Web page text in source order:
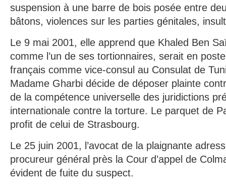
suspension à une barre de bois posée entre
bâtons, violences sur les parties génitales,
Le 9 mai 2001, elle apprend que Khaled Ben
comme l’un de ses tortionnaires, serait en
français comme vice-consul au Consulat de
Madame Gharbi décide de déposer plainte
de la compétence universelle des juridictions
internationale contre la torture. Le parquet de
profit de celui de Strasbourg.
Le 25 juin 2001, l’avocat de la plaignante
procureur général près la Cour d’appel de
évident de fuite du suspect.